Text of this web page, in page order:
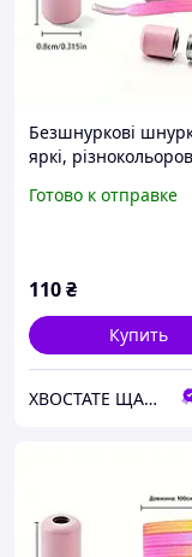
Безшнуркові
яркі,
Готово к отправке
110₴
Купить
ХВОСТАТЕ ЩАСТЯ